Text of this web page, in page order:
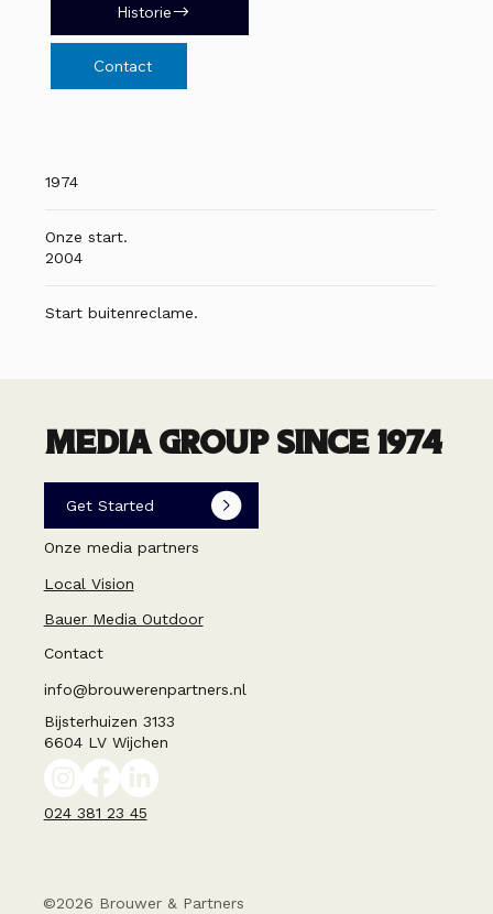
Historie
Contact
1974
Onze start.
2004
Start buitenreclame.
MEDIA GROUP SINCE 1974
Get Started
Onze media partners
Local Vision
Bauer Media Outdoor
Contact
info@brouwerenpartners.nl
Bijsterhuizen 3133
6604 LV Wijchen
024 381 23 45
©2026 Brouwer & Partners